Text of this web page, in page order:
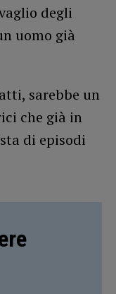
degli
uomo già
sarebbe un
che già in
di episodi